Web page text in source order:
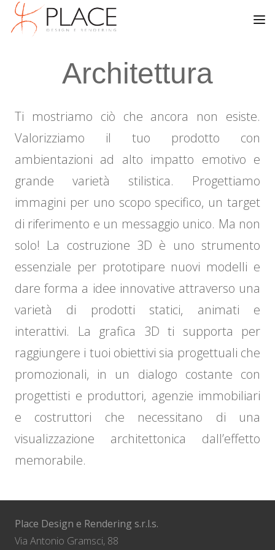
Architettura
Ti mostriamo ciò che ancora non esiste.
Valorizziamo il tuo prodotto con
ambientazioni ad alto impatto emotivo e
grande varietà stilistica. Progettiamo
immagini per uno scopo specifico, un target
di riferimento e un messaggio unico. Ma non
solo! La costruzione 3D è uno strumento
essenziale per prototipare nuovi modelli e
dare forma a idee innovative attraverso una
varietà di prodotti statici, animati e
interattivi. La grafica 3D ti supporta per
raggiungere i tuoi obiettivi sia progettuali che
promozionali, in un dialogo costante con
progettisti e produttori, agenzie immobiliari
e costruttori che necessitano di una
visualizzazione architettonica dall’effetto
memorabile.
Bruno Zampa –
Catalogo Prodotti
Appartamento
luxury
Residenza WS
Office design
F.lli Bianchini –
Flyer 2019
Garden design
SMEG – Estetica
Portofino
RESIDENZA GS
SMEG – Estetica
Linea
Scandinavo
SMEG – Estetica
Cortina
SMEG – Estetica
Linea
LDDLAB
Villa RC
Lounge Bar
F.lli Bianchini –
Collezione 2018
– Cafè Des Arts
Realia Brokers –
Residenza
Pascoli
Roche Bobois
Sardegna
SMEG
Foodservice –
Ristorante
F.lli Bianchini –
Collezione 2017
SMEG – Estetica
Universale
SMEG –
Foodservice Bar
Casa LN
Villa MC
Place Design e Rendering s.r.l.s.
Via Antonio Gramsci, 88